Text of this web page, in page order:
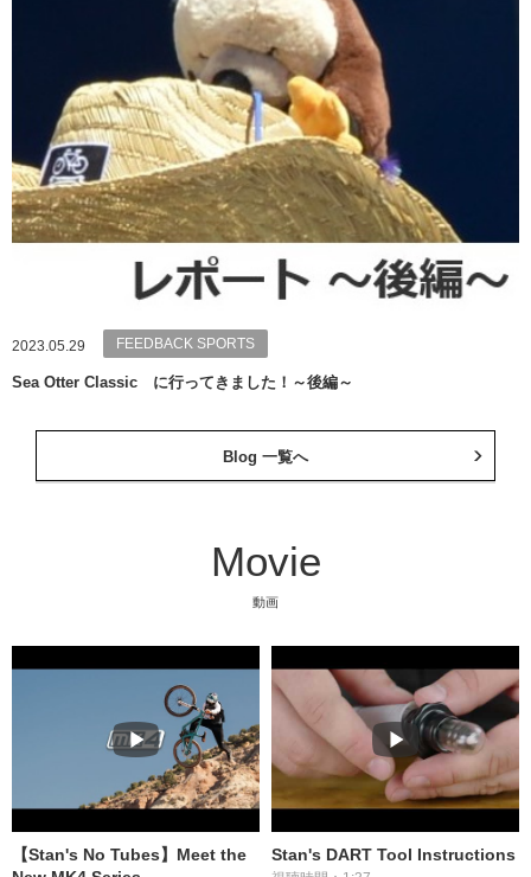
2023.05.29 FEEDBACK SPORTS
Sea Otter Classic に行ってきました！～後編～
Blog 一覧へ
Movie
動画
【Stan's No Tubes】Meet the
Stan's DART Tool Instructions